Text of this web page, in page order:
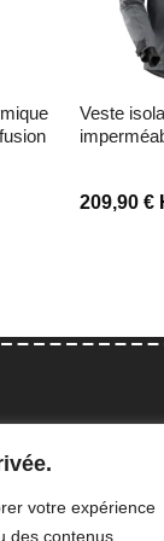
votre expérience
des contenus
veste isolante
209,90€
47